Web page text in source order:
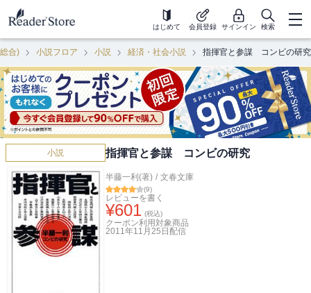
はじめて 会員登録 サインイン 検索
合) 小説フロア 小説 経済・社会小説 指揮官と参謀 コンビの研究
小説 指揮官と参謀 コンビの研究
半藤一利(著) / 文春文庫
(9)
レビューを書く
¥601 (税込)
クーポン利用対象商品
2011年11月25日 配信